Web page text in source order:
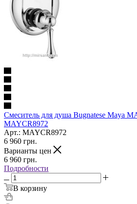
Смеситель для душа Bugnatese Maya
MAYCR8972
Арт.: MAYCR8972
6 960 грн.
Варианты цен
6 960 грн.
Подробности
В корзину